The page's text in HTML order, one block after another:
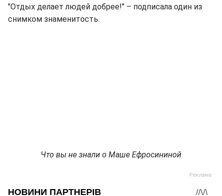
"Отдых делает людей добрее!" – подписала один из
снимком знаменитость.
Что вы не знали о Маше Ефросининой